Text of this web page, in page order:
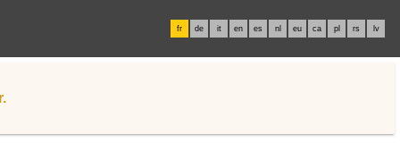
fr de it en es nl eu ca pl rs lv